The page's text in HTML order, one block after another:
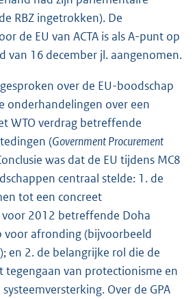
RBZ ingetrokken). De
de EU van ACTA is als A-punt op
van 16 december jl. aangenomen.
over de EU-boodschap
onderhandelingen over een
WTO verdrag betreffende
(Government Procurement
was dat de EU tijdens MC8
centraal stelde: 1. de
tot een concreet
2012 betreffende Doha
voor afronding (bijvoorbeeld
en 2. de belangrijke rol die de
tegengaan van protectionisme en
Over de GPA